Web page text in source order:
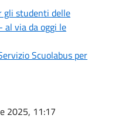
gli studenti delle
al via da oggi le
Scuolabus per
2025, 11:17